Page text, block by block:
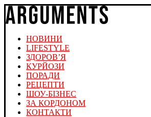
НОВИНИ
LIFESTYLE
ЗДОРОВ’Я
КУРЙОЗИ
ПОРАДИ
РЕЦЕПТИ
ШОУ-БІЗНЕС
ЗА КОРДОНОМ
КОНТАКТИ